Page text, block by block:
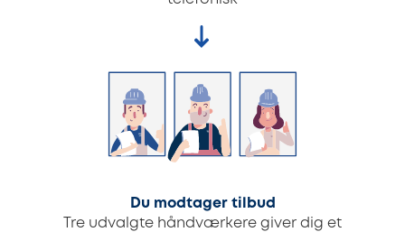
Du modtager tilbud
Tre udvalgte håndværkere giver dig et